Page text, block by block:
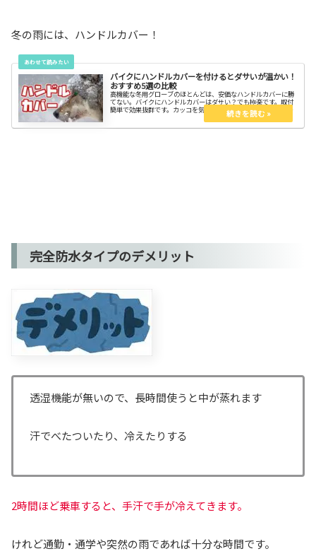
冬の雨には、ハンドルカバー！
バイクにハンドルカバーを付けるとダサいが温かい！
おすすめ5選の比較
高機能な冬用グローブのほとんどは、安価なハンドルカバーに勝
てない。バイクにハンドルカバーはダサい？でも極楽です。取付
簡単で効果抜群です。カッコを気にするよりバイクを楽しもう。
おすすめ５選の比較と、危なくないハンドルカバーの選び方・取
り付け方を知って、スッキリしよう。
完全防水タイプのデメリット
透湿機能が無いので、長時間使うと中が蒸れます
汗でべたついたり、冷えたりする
2時間ほど乗車すると、手汗で手が冷えてきます。
けれど通勤・通学や突然の雨であれば十分な時間です。